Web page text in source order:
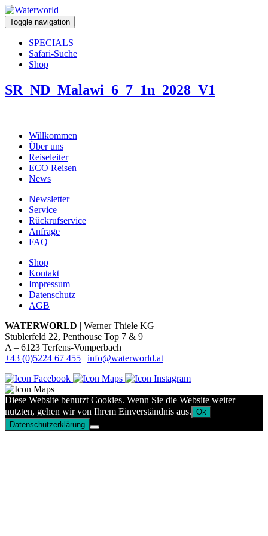
Toggle navigation
SPECIALS
Safari-Suche
Shop
SR_ND_Malawi_6_7_1n_2028_V1
Willkommen
Über uns
Reiseleiter
ECO Reisen
News
Newsletter
Service
Rückrufservice
Anfrage
FAQ
Shop
Kontakt
Impressum
Datenschutz
AGB
WATERWORLD | Werner Thiele KG
Stublerfeld 22, Penthouse Top 7 & 9
A – 6123 Terfens-Vomperbach
+43 (0)5224 67 455 | info@waterworld.at
Diese Website benutzt Cookies. Wenn Sie die Website weiter
nutzten, gehen wir von Ihrem Einverständnis aus. Ok
Datenschutzerklärung